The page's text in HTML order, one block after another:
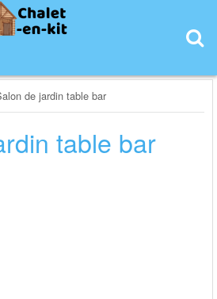
de jardin table bar
table bar